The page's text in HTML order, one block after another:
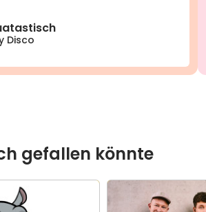
Disco
gefallen könnte